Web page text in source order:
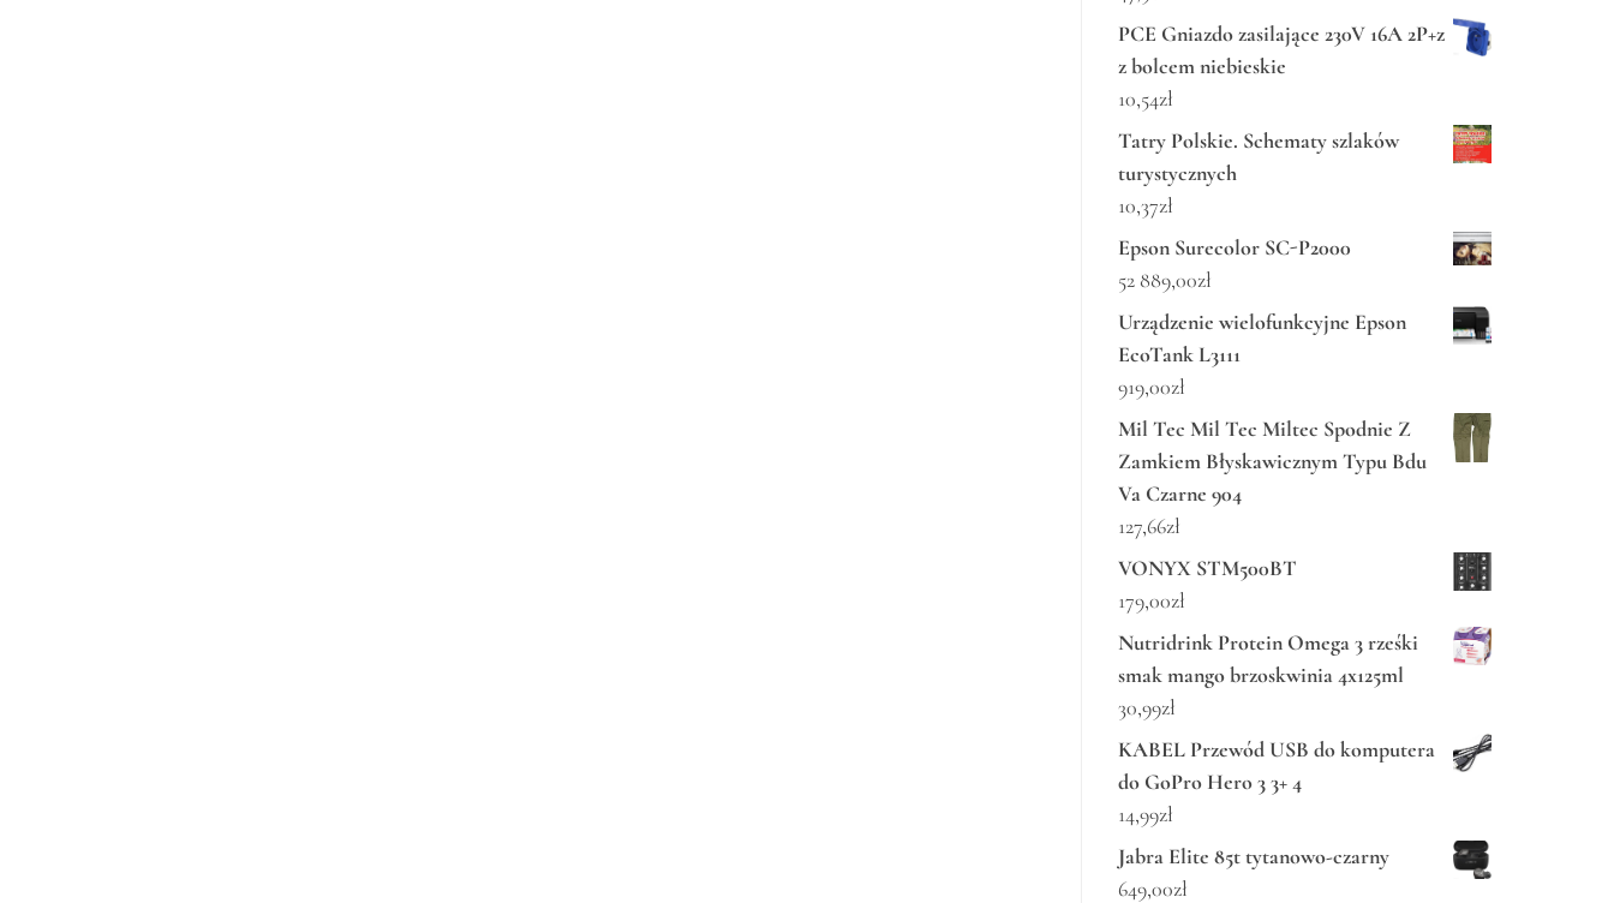
PCE Gniazdo zasilające 230V 16A 2P+z
z bolcem niebieskie
10,54zł
Tatry Polskie. Schematy szlaków
turystycznych
10,37zł
Epson Surecolor SC-P2000
52 889,00zł
Urządzenie wielofunkcyjne Epson
EcoTank L3111
919,00zł
Mil Tec Mil Tec Miltec Spodnie Z
Zamkiem Błyskawicznym Typu Bdu
Va Czarne 904
127,66zł
VONYX STM500BT
179,00zł
Nutridrink Protein Omega 3 rześki
smak mango brzoskwinia 4x125ml
30,99zł
KABEL Przewód USB do komputera
do GoPro Hero 3 3+ 4
14,99zł
Jabra Elite 85t tytanowo-czarny
649,00zł